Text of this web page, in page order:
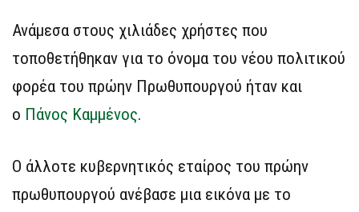
Ανάμεσα στους χιλιάδες χρήστες που
τοποθετήθηκαν για το όνομα του νέου πολιτικού
φορέα του πρώην Πρωθυπουργού ήταν και
ο Πάνος Καμμένος.
Ο άλλοτε κυβερνητικός εταίρος του πρώην
πρωθυπουργού ανέβασε μια εικόνα με το